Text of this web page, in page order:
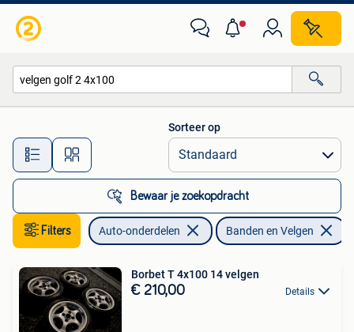
Alle afstanden…
Sorteer op
Bewaar je zoekopdracht
Filters Auto-onderdelen Banden en Velgen
Borbet T 4x100 14 velgen
€ 210,00 Details